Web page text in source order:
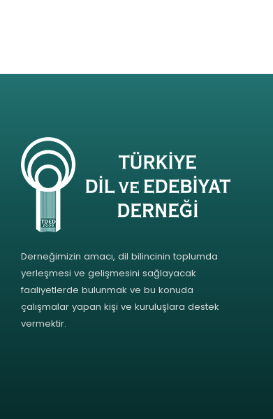
Derneğimizin amacı, dil bilincinin toplumda
yerleşmesi ve gelişmesini sağlayacak
faaliyetlerde bulunmak ve bu konuda
çalışmalar yapan kişi ve kuruluşlara destek
vermektir.